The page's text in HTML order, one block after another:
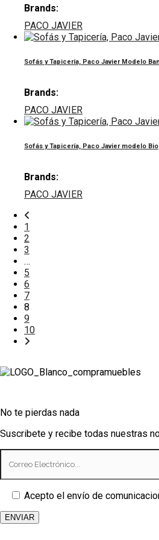
Brands:
PACO JAVIER
Sofás y Tapicería, Paco Javier Modelo
Brands:
PACO JAVIER
Sofás y Tapicería, Paco Javier modelo Bio
Brands:
PACO JAVIER
1
2
3
…
5
6
7
8
9
10
No te pierdas nada
Suscribete y recibe todas nuestras
Acepto el envío de